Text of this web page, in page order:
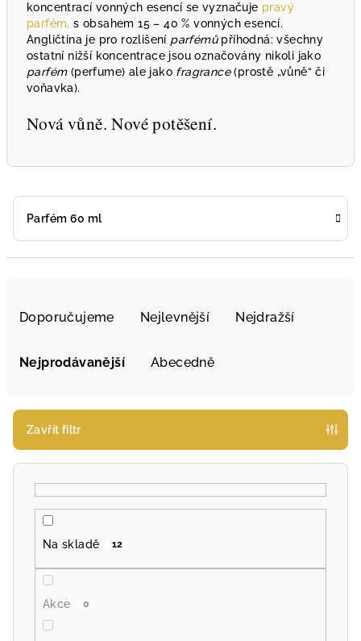
koncentrací vonných esencí se vyznačuje pravý
parfém, s obsahem 15 – 40 % vonných esencí.
Angličtina je pro rozlišení parfémůpříhodná: všechny
ostatní nižší koncentrace jsou označovány nikoli jako
parfém(perfume) ale jako fragrance(prostě „vůně“ či
voňavka).
Nová vůně. Nové potěšení.
Parfém 60 ml
r
o
Doporučujeme Nejlevnější Nejdražší
Nejprodávanější Abecedně
Zavřít filtr
Na skladě 12
Akce 0